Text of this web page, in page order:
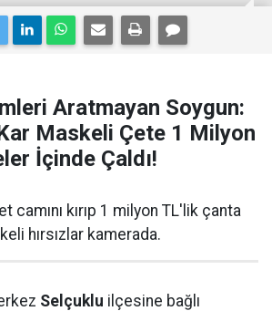
Aratmayan Soygun:
Maskeli Çete 1 Milyon
İçinde Çaldı!
camını kırıp 1 milyon TL'lik çanta
hırsızlar kamerada.
Selçuklu ilçesine bağlı